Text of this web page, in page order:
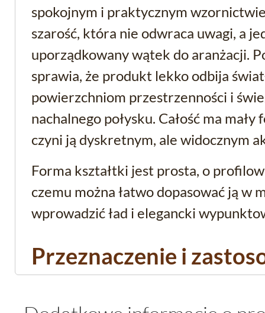
spokojnym i praktycznym
szarość, która nie odwraca uwagi, a
uporządkowany wątek do aranżacji.
sprawia, że produkt lekko odbija
powierzchniom przestrzenności i
nachalnego połysku. Całość ma
czyni ją dyskretnym, ale widocznym
Forma kształtki jest prosta, o
czemu można łatwo dopasować ją w
wprowadzić ład i elegancki
Przeznaczenie i
kuchni i łazienki. To dokładnie ta